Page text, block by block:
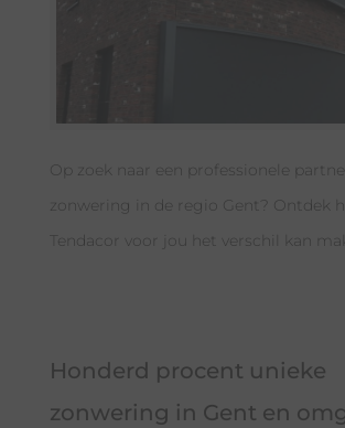
Op zoek naar een professionele
zonwering in de regio Gent? Ontdek
Tendacor voor jou het verschil kan
Honderd procent unieke
zonwering in Gent en